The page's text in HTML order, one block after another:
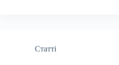
Статті